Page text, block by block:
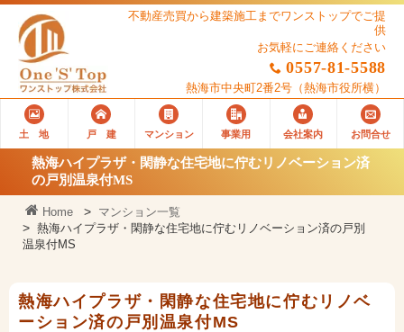
不動産売買から建築施工までワンストップでご提
供
お気軽にご連絡ください
0557-81-5588
熱海市中央町2番2号 （熱海市役所横）
土 地 戸 建 マンション 事業用 会社案内 お問合せ
熱海ハイプラザ・閑静な住宅地に佇むリノベーション済
の戸別温泉付MS
Home
マンション一覧
熱海ハイプラザ・閑静な住宅地に佇むリノベーション済の戸別
温泉付MS
熱海ハイプラザ・閑静な住宅地に佇むリノベ
ーション済の戸別温泉付MS